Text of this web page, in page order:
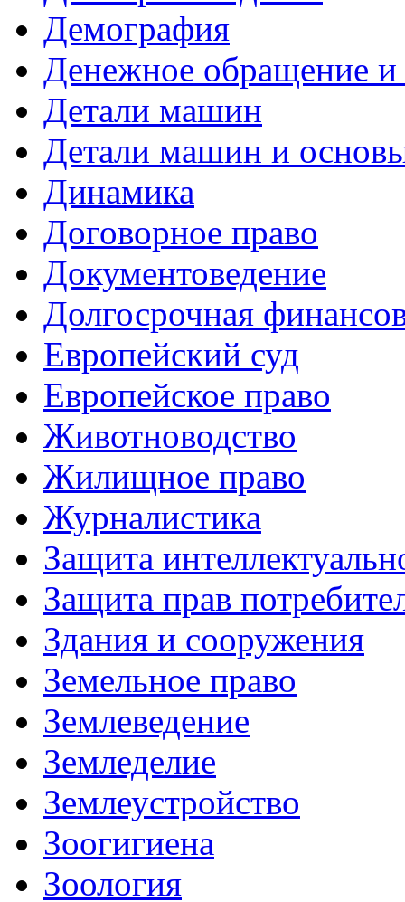
Демография
Денежное обращение и
Детали машин
Детали машин и
Динамика
Договорное право
Документоведение
Долгосрочная
Европейский суд
Европейское право
Животноводство
Жилищное право
Журналистика
Защита
Защита прав
Здания и сооружения
Земельное право
Землеведение
Земледелие
Землеустройство
Зоогигиена
Зоология